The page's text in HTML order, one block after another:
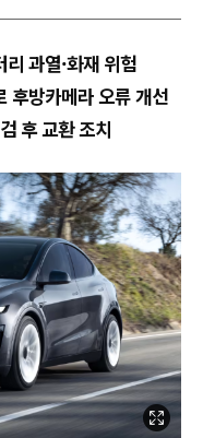
과열·화재 위험
후방카메라 오류 개선
후 교환 조치